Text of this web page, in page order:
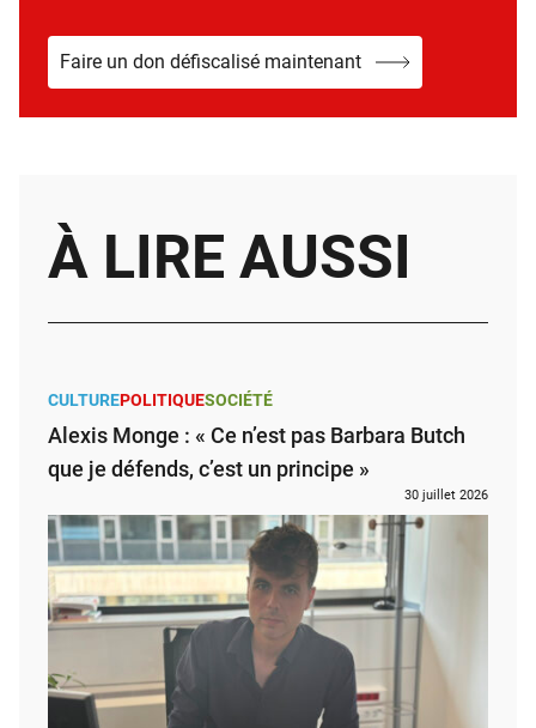
Faire un don défiscalisé maintenant
À LIRE AUSSI
CULTUREPOLITIQUESOCIÉTÉ
Alexis Monge : « Ce n’est pas Barbara Butch
que je défends, c’est un principe »
30 juillet 2026